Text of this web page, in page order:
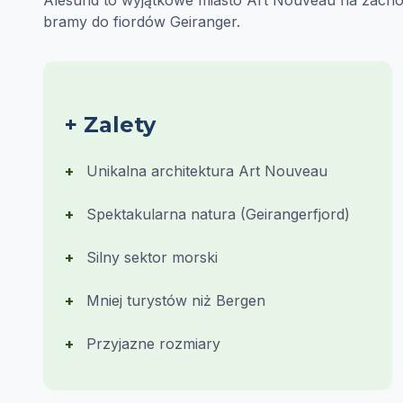
bramy do fiordów Geiranger.
+ Zalety
Unikalna architektura Art Nouveau
Spektakularna natura (Geirangerfjord)
Silny sektor morski
Mniej turystów niż Bergen
Przyjazne rozmiary